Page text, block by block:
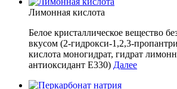
Лимонная кислота
Белое кристаллическое вещество
вкусом (2-гидрокси-1,2,3-
кислота моногидрат, гидрат
антиоксидант E330) Далее